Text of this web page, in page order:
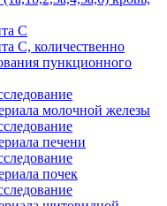
C
C, количественно
пункционного
молочной железы
печени
почек